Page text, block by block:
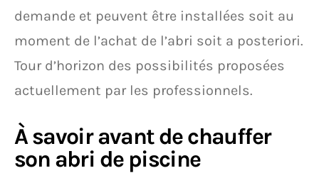
demande et peuvent être installées soit au
moment de l’achat de l’abri soit a posteriori.
Tour d’horizon des possibilités proposées
actuellement par les professionnels.
À savoir avant de chauffer
son abri de piscine